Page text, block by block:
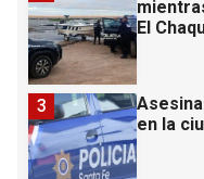
El
en la
3